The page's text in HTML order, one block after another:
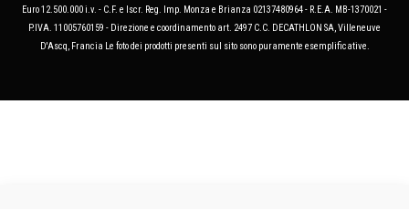
Euro 12.500.000 i.v. - C.F. e Iscr. Reg. Imp. Monza e Brianza 02137480964 - R.E.A. MB-1370021 -
P.IVA. 11005760159 - Direzione e coordinamento art. 2497 C.C. DECATHLON SA, Villeneuve
D'Ascq, Francia Le foto dei prodotti presenti sul sito sono puramente esemplificative.